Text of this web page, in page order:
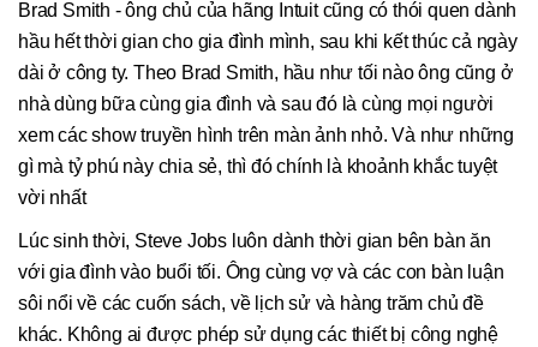
Brad Smith - ông chủ của hãng Intuit cũng có thói quen dành
hầu hết thời gian cho gia đình mình, sau khi kết thúc cả ngày
dài ở công ty. Theo Brad Smith, hầu như tối nào ông cũng ở
nhà dùng bữa cùng gia đình và sau đó là cùng mọi người
xem các show truyền hình trên màn ảnh nhỏ. Và như những
gì mà tỷ phú này chia sẻ, thì đó chính là khoảnh khắc tuyệt
vời nhất
Lúc sinh thời, Steve Jobs luôn dành thời gian bên bàn ăn
với gia đình vào buổi tối. Ông cùng vợ và các con bàn luận
sôi nổi về các cuốn sách, về lịch sử và hàng trăm chủ đề
khác. Không ai được phép sử dụng các thiết bị công nghệ